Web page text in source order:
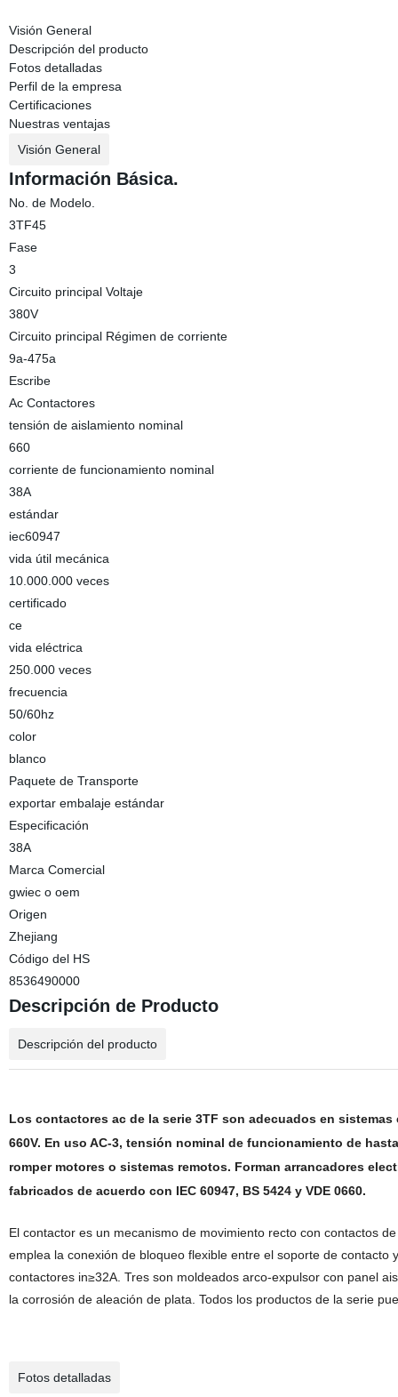
Visión General
Descripción del producto
Fotos detalladas
Perfil de la empresa
Certificaciones
Nuestras ventajas
Visión General
Información Básica.
No. de Modelo.
3TF45
Fase
3
Circuito principal Voltaje
380V
Circuito principal Régimen de corriente
9a-475a
Escribe
Ac Contactores
tensión de aislamiento nominal
660
corriente de funcionamiento nominal
38A
estándar
iec60947
vida útil mecánica
10.000.000 veces
certificado
ce
vida eléctrica
250.000 veces
frecuencia
50/60hz
color
blanco
Paquete de Transporte
exportar embalaje estándar
Especificación
38A
Marca Comercial
gwiec o oem
Origen
Zhejiang
Código del HS
8536490000
Descripción de Producto
Descripción del producto
Los contactores ac de la serie 3TF son adecuados en
660V. En uso AC-3, tensión nominal de funcionamiento de
romper motores o sistemas remotos. Forman arrancadores
fabricados de acuerdo con IEC 60947, BS 5424 y VDE 0660.
El contactor es un mecanismo de movimiento recto con contactos
emplea la conexión de bloqueo flexible entre el soporte de
contactores in≥32A. Tres son moldeados arco-expulsor con panel
la corrosión de aleación de plata. Todos los productos de la serie
Fotos detalladas